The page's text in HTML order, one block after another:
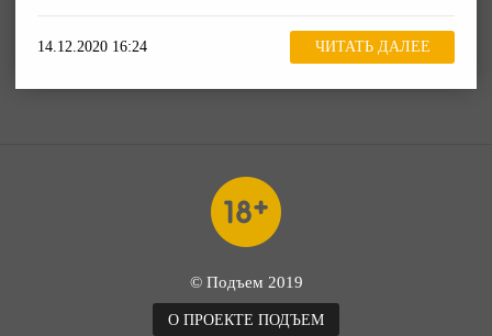
14.12.2020 16:24 ЧИТАТЬ ДАЛЕЕ
© Подъем 2019
О ПРОЕКТЕ ПОДЪЕМ